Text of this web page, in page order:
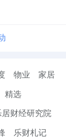
物业 家居
精选
居财经研究院
乐财札记